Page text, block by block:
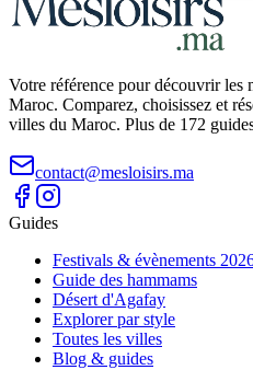
Votre référence pour découvrir les
Maroc. Comparez, choisissez et
villes du Maroc. Plus de 172
contact@mesloisirs.ma
Guides
Festivals & évènements
Guide des hammams
Désert d'Agafay
Explorer par style
Toutes les villes
Blog & guides